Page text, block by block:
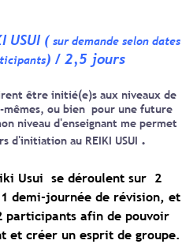
USUI ( sur demande selon dates
) / 2,5 jours
être initié(e)s aux niveaux de
mêmes, ou bien pour une future
niveau d'enseignant me permet
d'initiation au REIKI USUI .
Usui se déroulent sur 2
demi-journée de révision, et
participants afin de pouvoir
et créer un esprit de groupe.